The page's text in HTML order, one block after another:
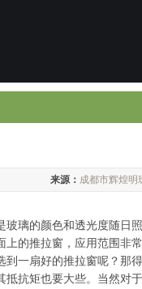
来源： 成都市辉煌明
玻璃的颜色和透光度随日
上的推拉窗，应用范围非
到一扇好的推拉窗呢？那
抵抗矩也要大些。当然对